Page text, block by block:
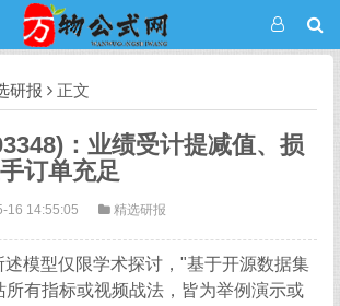
研报 正文
：业绩受计提减值、损
订单充足
16 14:55:05 精选研报
述模型仅限学术探讨，"基于开源数据集
所有指标或视频战法，皆为举例演示或